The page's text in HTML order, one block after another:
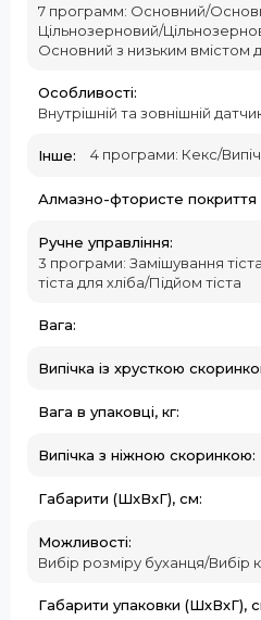
7 программ: Основний/
Цільнозерновий/
Основний з низьким вмістом
Особливості:
Внутрішній та зовнішній
Інше: 4 програми: Кекс/
Алмазно-фтористе покриття
Ручне управління:
3 програми: Замішування
тіста для хліба/Підйом тіста
Вага:
Випічка із хрусткою
Вага в упаковці, кг:
Випічка з ніжною скоринкою:
Габарити (ШxВxГ), см:
Можливості:
Вибір розміру буханця/Вибір
Габарити упаковки (ШхВхГ),